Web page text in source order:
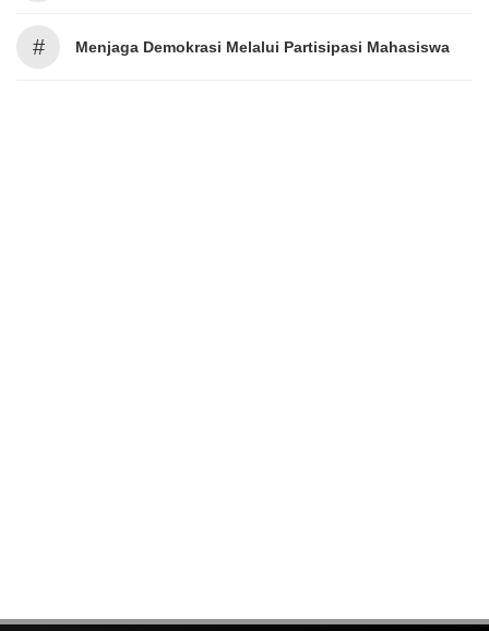
# Menjaga Demokrasi Melalui Partisipasi Mahasiswa